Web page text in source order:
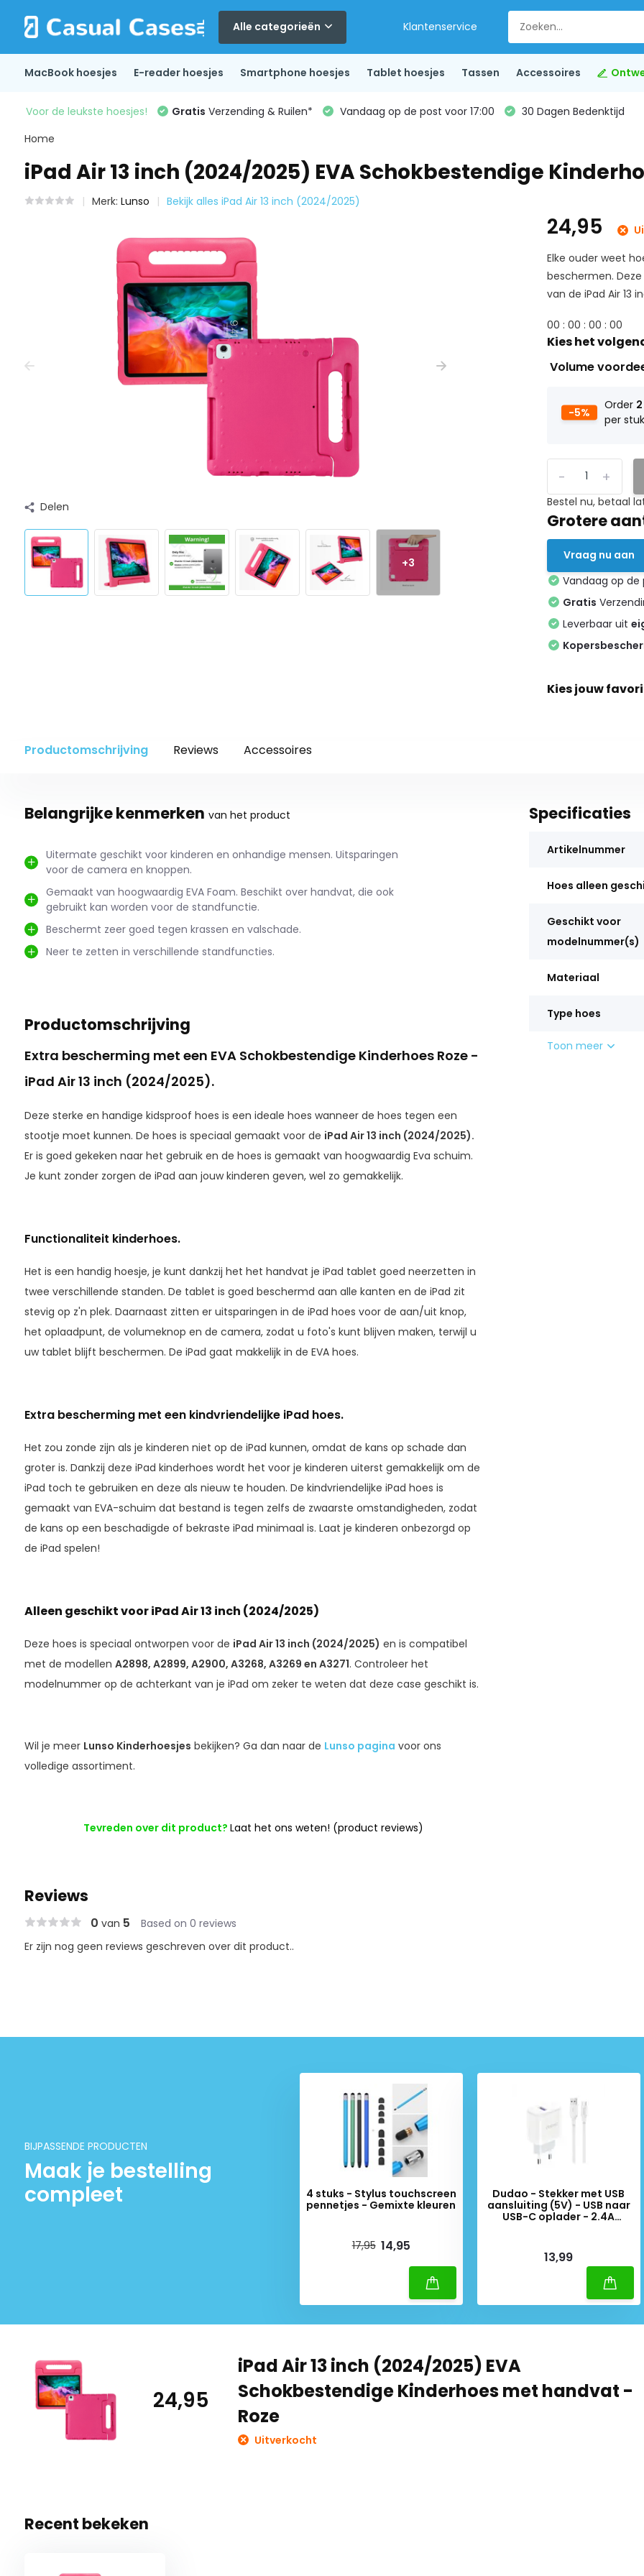
Alle categorieën Klantenservice
MacBook hoesjes E-reader hoesjes Smartphone hoesjes Tablet hoesjes Tassen Accessoires
Voor de leukste hoesjes! Gratis Verzending & Ruilen* Vandaag op de post voor 17:00
30 Dagen Bedenktijd
Home
iPad Air 13 inch (2024/2025) EVA Schokbestendige
Merk: Lunso Bekijk alles iPad Air 13 inch (2024/2025)
Delen
+3
24,95
Elke ouder weet
beschermen.
van de iPad Air 13
00 :00 :00 :00
Kies het
Volume
-5%
Order 2
per stuk
+
-
Bestel nu, betaal
Grotere
Vraag nu aan
Vandaag op
Gratis
Leverbaar uit
Kies jouw
Productomschrijving Reviews Accessoires
Belangrijke kenmerken van het product
Uitermate geschikt voor kinderen en onhandige mensen. Uitsparingen
voor de camera en knoppen.
Gemaakt van hoogwaardig EVA Foam. Beschikt over handvat, die ook
gebruikt kan worden voor de standfunctie.
Beschermt zeer goed tegen krassen en valschade.
Neer te zetten in verschillende standfuncties.
Productomschrijving
Extra bescherming met een EVA Schokbestendige Kinderhoes Roze -
iPad Air 13 inch (2024/2025).
Deze sterke en handige kidsproof hoes is een ideale hoes wanneer de hoes tegen een
stootje moet kunnen. De hoes is speciaal gemaakt voor de iPad Air 13 inch (2024/2025).
Er is goed gekeken naar het gebruik en de hoes is gemaakt van hoogwaardig Eva schuim.
Je kunt zonder zorgen de iPad aan jouw kinderen geven, wel zo gemakkelijk.
Functionaliteit kinderhoes.
Het is een handig hoesje, je kunt dankzij het het handvat je iPad tablet goed neerzetten in
twee verschillende standen. De tablet is goed beschermd aan alle kanten en de iPad zit
stevig op z'n plek. Daarnaast zitten er uitsparingen in de iPad hoes voor de aan/uit knop,
het oplaadpunt, de volumeknop en de camera, zodat u foto's kunt blijven maken, terwijl u
uw tablet blijft beschermen. De iPad gaat makkelijk in de EVA hoes.
Extra bescherming met een kindvriendelijke iPad hoes.
Het zou zonde zijn als je kinderen niet op de iPad kunnen, omdat de kans op schade dan
groter is. Dankzij deze iPad kinderhoes wordt het voor je kinderen uiterst gemakkelijk om de
iPad toch te gebruiken en deze als nieuw te houden. De kindvriendelijke iPad hoes is
gemaakt van EVA-schuim dat bestand is tegen zelfs de zwaarste omstandigheden, zodat
de kans op een beschadigde of bekraste iPad minimaal is. Laat je kinderen onbezorgd op
de iPad spelen!
Alleen geschikt voor iPad Air 13 inch (2024/2025)
Deze hoes is speciaal ontworpen voor de iPad Air 13 inch (2024/2025) en is compatibel
met de modellen A2898, A2899, A2900, A3268, A3269 en A3271. Controleer het
modelnummer op de achterkant van je iPad om zeker te weten dat deze case geschikt is.
Wil je meer Lunso Kinderhoesjes bekijken? Ga dan naar de Lunso pagina voor ons
volledige assortiment.
Tevreden over dit product?Laat het ons weten! (product reviews)
Specificaties
Artikelnummer
Hoes alleen
Geschikt voor
modelnummer(s)
Materiaal
Type hoes
Toon meer
Reviews
0 van 5 Based on 0 reviews
Er zijn nog geen reviews geschreven over dit product..
BIJPASSENDE PRODUCTEN
Maak je bestelling
compleet
4 stuks - Stylus touchscreen
pennetjes - Gemixte kleuren
17,95 14,95
Dudao - Stekker met USB
aansluiting (5V) - USB naar
USB-C oplader - 2.4A
13,99
24,95
iPad Air 13 inch (2024/2025) EVA
Schokbestendige Kinderhoes met handvat -
Roze
Uitverkocht
Recent bekeken